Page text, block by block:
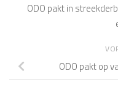
ODO pakt in
ODO pakt op